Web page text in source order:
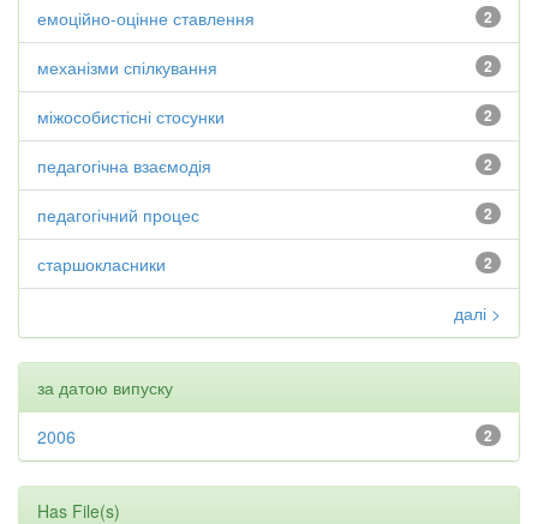
2
емоційно-оцінне ставлення
2
механізми спілкування
2
міжособистісні стосунки
2
педагогічна взаємодія
2
педагогічний процес
2
старшокласники
далі >
за датою випуску
2
2006
Has File(s)